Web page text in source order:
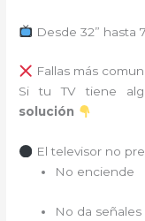
Desde 32” hasta
Fallas más
Si tu TV tiene
solución
El televisor no
No enciende
No da señales